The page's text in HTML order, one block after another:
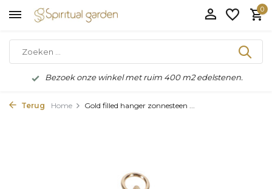
0
Bezoek onze winkel met ruim 400 m2 edelstenen.
Terug Home Gold filled hanger zonnesteen ...